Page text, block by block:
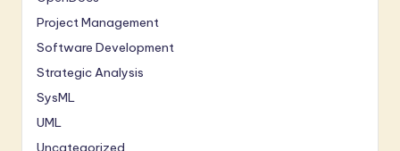
Project Management
Software Development
Strategic Analysis
SysML
UML